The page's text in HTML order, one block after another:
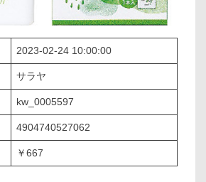
2023-02-24 10:00:00
サラヤ
kw_0005597
4904740527062
￥667